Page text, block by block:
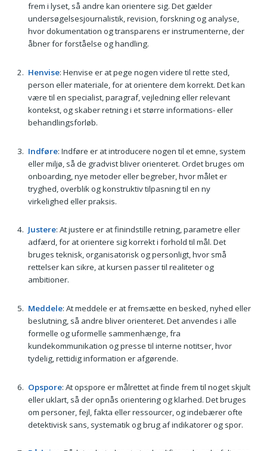
frem i lyset, så andre kan orientere sig. Det gælder
undersøgelsesjournalistik, revision, forskning og analyse,
hvor dokumentation og transparens er instrumenterne, der
åbner for forståelse og handling.
Henvise: Henvise er at pege nogen videre til rette sted,
person eller materiale, for at orientere dem korrekt. Det kan
være til en specialist, paragraf, vejledning eller relevant
kontekst, og skaber retning i et større informations- eller
behandlingsforløb.
Indføre: Indføre er at introducere nogen til et emne, system
eller miljø, så de gradvist bliver orienteret. Ordet bruges om
onboarding, nye metoder eller begreber, hvor målet er
tryghed, overblik og konstruktiv tilpasning til en ny
virkelighed eller praksis.
Justere: At justere er at finindstille retning, parametre eller
adfærd, for at orientere sig korrekt i forhold til mål. Det
bruges teknisk, organisatorisk og personligt, hvor små
rettelser kan sikre, at kursen passer til realiteter og
ambitioner.
Meddele: At meddele er at fremsætte en besked, nyhed eller
beslutning, så andre bliver orienteret. Det anvendes i alle
formelle og uformelle sammenhænge, fra
kundekommunikation og presse til interne notitser, hvor
tydelig, rettidig information er afgørende.
Opspore: At opspore er målrettet at finde frem til noget skjult
eller uklart, så der opnås orientering og klarhed. Det bruges
om personer, fejl, fakta eller ressourcer, og indebærer ofte
detektivisk sans, systematik og brug af indikatorer og spor.